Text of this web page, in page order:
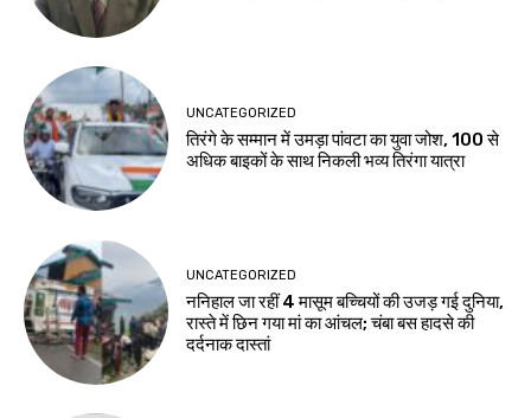
UNCATEGORIZED
तिरंगे के सम्मान में उमड़ा पांवटा का युवा जोश, 100 से
अधिक बाइकों के साथ निकली भव्य तिरंगा यात्रा
UNCATEGORIZED
ननिहाल जा रहीं 4 मासूम बच्चियों की उजड़ गई दुनिया,
रास्ते में छिन गया मां का आंचल; चंबा बस हादसे की
दर्दनाक दास्तां